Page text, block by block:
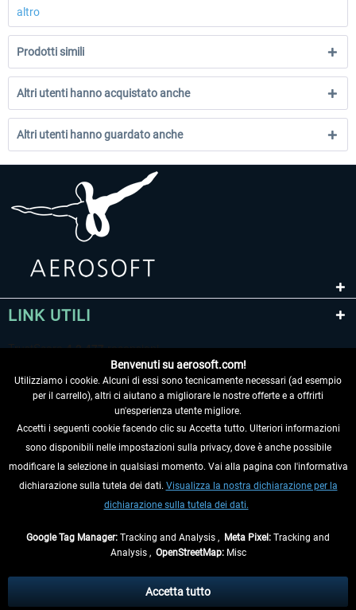
altro
Prodotti simili
Altri utenti hanno acquistato anche
Altri utenti hanno guardato anche
LINK UTILI
RECEDERE DAL CONTRATTO
INFORMAZIONI
eventualmente le spese di spedizione, se non diversamente descritto.
Benvenuti su aerosoft.com!
Utilizziamo i cookie. Alcuni di essi sono tecnicamente necessari (ad esempio
per il carrello), altri ci aiutano a migliorare le nostre offerte e a offrirti
un'esperienza utente migliore.
Accetti i seguenti cookie facendo clic su Accetta tutto. Ulteriori informazioni
sono disponibili nelle impostazioni sulla privacy, dove è anche possibile
modificare la selezione in qualsiasi momento. Vai alla pagina con l'informativa
dichiarazione sulla tutela dei dati. Visualizza la nostra dichiarazione per la
dichiarazione sulla tutela dei dati.
Google Tag Manager: Tracking and Analysis , Meta Pixel: Tracking and
Analysis , OpenStreetMap:Misc
Accetta tutto